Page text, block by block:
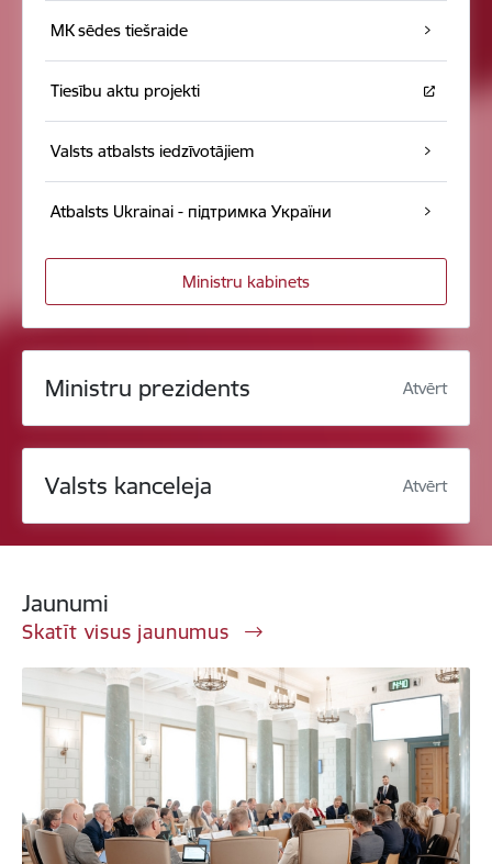
MK sēdes tiešraide
Tiesību aktu projekti
Valsts atbalsts iedzīvotājiem
Atbalsts Ukrainai - підтримка України
Ministru kabinets
Ministru prezidents Atvērt
Valsts kanceleja Atvērt
Jaunumi
Skatīt visus jaunumus